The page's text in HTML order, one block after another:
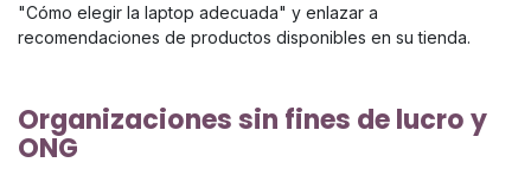
"Cómo elegir la laptop adecuada" y enlazar a
recomendaciones de productos disponibles en su tienda.
Organizaciones sin fines de lucro y
ONG